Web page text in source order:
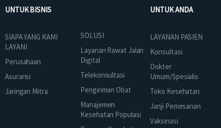
UNTUK BISNIS
SIAPA YANG KAMI
LAYANI
Perusahaan
Asuransi
Jaringan Mitra
SOLUSI
Layanan Rawat Jalan
Digital
Telekonsultasi
Pengiriman Obat
Manajemen
Kesehatan Populasi
UNTUK ANDA
LAYANAN PASIEN
Konsultasi
Dokter
Umum/Spesialis
Toko Kesehatan
Janji Pemesanan
Vaksinasi